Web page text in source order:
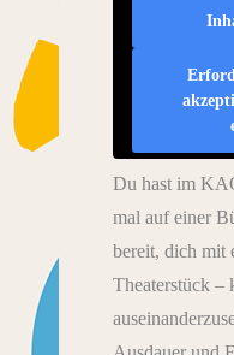
Du hast im
mal auf einer
bereit, dich mit
Theaterstück –